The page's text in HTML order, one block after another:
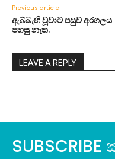
Previous article
ඇබ්බැහි වූවාට පසුව අරගලය
පහසු නැත.
LEAVE A REPLY